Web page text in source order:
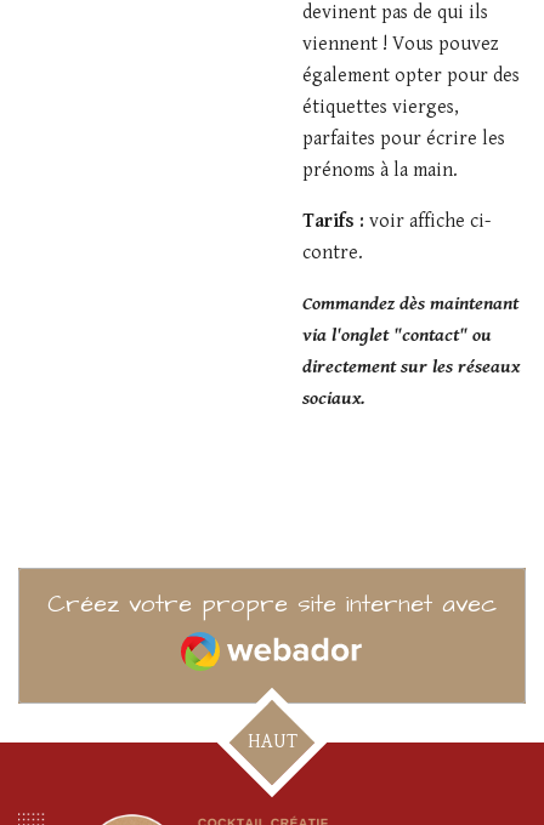
devinent pas de qui ils
viennent ! Vous pouvez
également opter pour des
étiquettes vierges,
parfaites pour écrire les
prénoms à la main.
Tarifs : voir affiche ci-
contre.
Commandez dès maintenant
via l'onglet "contact" ou
directement sur les réseaux
sociaux.
Créez votre propre site internet avec
Webador
HAUT